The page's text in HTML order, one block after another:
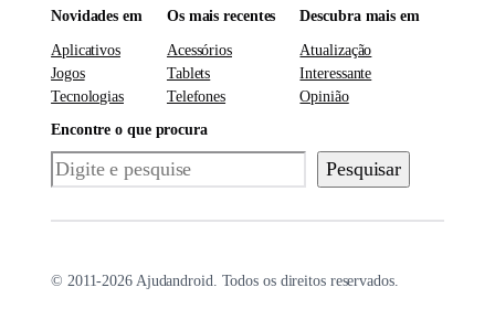
Novidades em
Aplicativos
Jogos
Tecnologias
Os mais recentes
Acessórios
Tablets
Telefones
Descubra mais em
Atualização
Interessante
Opinião
Encontre o que procura
Pesquisar Pesquisar
© 2011-2026 Ajudandroid. Todos os direitos reservados.